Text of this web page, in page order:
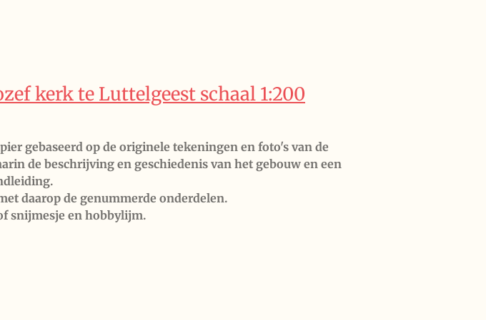
kerk te Luttelgeest schaal 1:200
gebaseerd op de originele tekeningen en foto's van de
de beschrijving en geschiedenis van het gebouw en een
daarop de genummerde onderdelen.
snijmesje en hobbylijm.